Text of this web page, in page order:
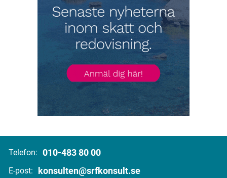
Telefon: 010-483 80 00
E-post: konsulten@srfkonsult.se